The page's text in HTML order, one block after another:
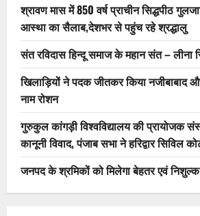
श्रावण मास में 850 वर्ष प्राचीन सिद्धपीठ
आस्था का सैलाब,देशभर से पहुंच रहे श्रद्धालु
संत रविदास हिन्दू समाज के महान संत – लीना
खिलाड़ियों ने पदक जीतकर किया नजीबाबाद
नाम रोशन
गुरुकुल कांगड़ी विश्वविद्यालय की प्रायोजक
कानूनी विवाद, पंजाब सभा ने हरिद्वार सिविल
जनपद के श्रमिकों को मिलेगा बेहतर एवं निशुल्क